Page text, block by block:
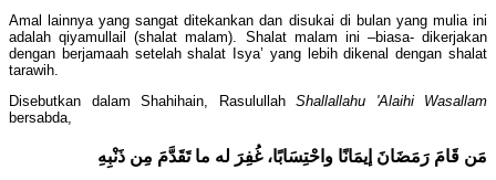
Amal lainnya yang sangat ditekankan dan disukai di bulan yang mulia ini
adalah qiyamullail (shalat malam). Shalat malam ini –biasa- dikerjakan
dengan berjamaah setelah shalat Isya’ yang lebih dikenal dengan shalat
tarawih.
Disebutkan dalam Shahihain, Rasulullah Shallallahu 'Alaihi Wasallam
bersabda,
مَن قَامَ رَمَضَانَ إيمَانًا واحْتِسَابًا، غُفِرَ له ما تَقَدَّمَ مِن ذَنْبِهِ